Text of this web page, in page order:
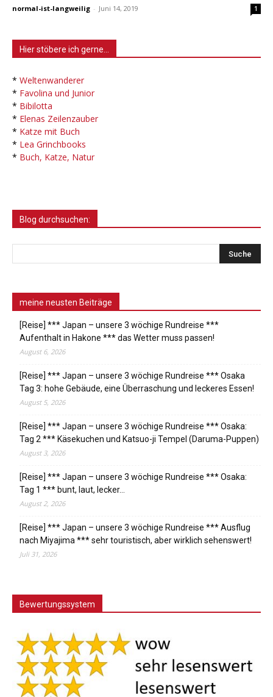
normal-ist-langweilig - Juni 14, 2019 1
Hier stöbere ich gerne…
* Weltenwanderer
* Favolina und Junior
* Bibilotta
* Elenas Zeilenzauber
* Katze mit Buch
* Lea Grinchbooks
* Buch, Katze, Natur
Blog durchsuchen:
meine neusten Beiträge
[Reise] *** Japan – unsere 3 wöchige Rundreise ***
Aufenthalt in Hakone *** das Wetter muss passen!
August 6, 2026
[Reise] *** Japan – unsere 3 wöchige Rundreise *** Osaka
Tag 3: hohe Gebäude, eine Überraschung und leckeres Essen!
August 5, 2026
[Reise] *** Japan – unsere 3 wöchige Rundreise *** Osaka:
Tag 2 *** Käsekuchen und Katsuo-ji Tempel (Daruma-Puppen)
August 3, 2026
[Reise] *** Japan – unsere 3 wöchige Rundreise *** Osaka:
Tag 1 *** bunt, laut, lecker…
August 2, 2026
[Reise] *** Japan – unsere 3 wöchige Rundreise *** Ausflug
nach Miyajima *** sehr touristisch, aber wirklich sehenswert!
Juli 31, 2026
Bewertungssystem